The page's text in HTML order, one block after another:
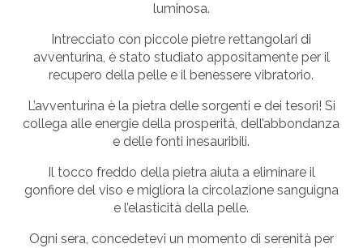
luminosa.
Intrecciato con piccole pietre rettangolari di
avventurina, è stato studiato appositamente per il
recupero della pelle e il benessere vibratorio.
L’avventurina è la pietra delle sorgenti e dei tesori! Si
collega alle energie della prosperità, dell’abbondanza
e delle fonti inesauribili.
Il tocco freddo della pietra aiuta a eliminare il
gonfiore del viso e migliora la circolazione sanguigna
e l’elasticità della pelle.
Ogni sera, concedetevi un momento di serenità per